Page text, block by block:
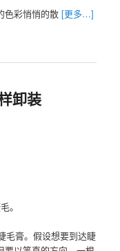
色彩悄悄的散[更多…]
卸装
。
毛膏。假设想要到达睫